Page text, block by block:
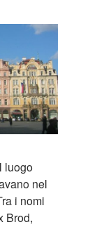
luogo
nel
i nomi
Brod,